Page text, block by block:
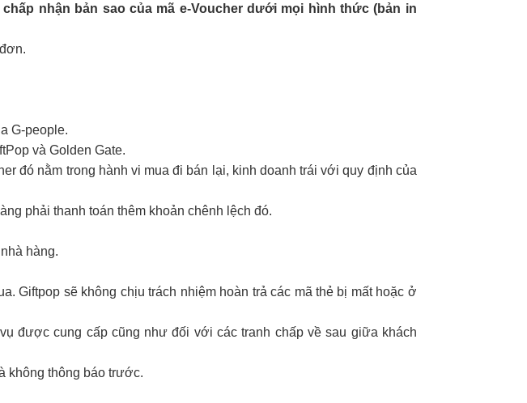
nhận bản sao của mã e-Voucher dưới mọi hình thức (bản in
G-people.
và Golden Gate.
đó nằm trong hành vi mua đi bán lại, kinh doanh trái với quy định của
phải thanh toán thêm khoản chênh lệch đó.
hàng.
Giftpop sẽ không chịu trách nhiệm hoàn trả các mã thẻ bị mất hoặc ở
được cung cấp cũng như đối với các tranh chấp về sau giữa khách
không thông báo trước.